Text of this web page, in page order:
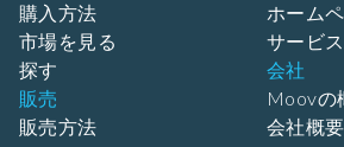
購入方法
市場を見る
探す
販売
販売方法
ホーム
サービス
会社
Moovの
会社概要